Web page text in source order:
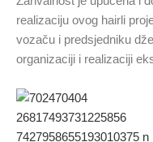
realizaciju ovog hairli
vozaču i predsjedniku
organizaciji i realizaciji